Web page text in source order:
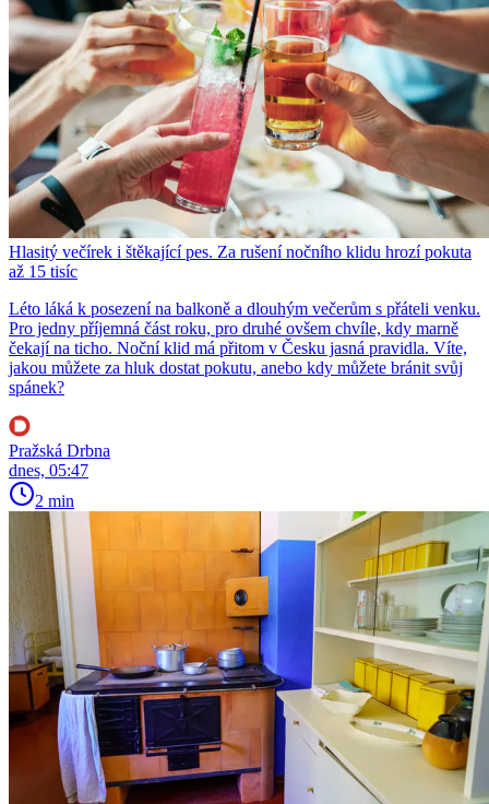
Hlasitý večírek i štěkající pes. Za rušení nočního klidu hrozí pokuta
až 15 tisíc
Léto láká k posezení na balkoně a dlouhým večerům s přáteli venku.
Pro jedny příjemná část roku, pro druhé ovšem chvíle, kdy marně
čekají na ticho. Noční klid má přitom v Česku jasná pravidla. Víte,
jakou můžete za hluk dostat pokutu, anebo kdy můžete bránit svůj
spánek?
Pražská Drbna
dnes, 05:47
2 min